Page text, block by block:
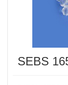
SEBS